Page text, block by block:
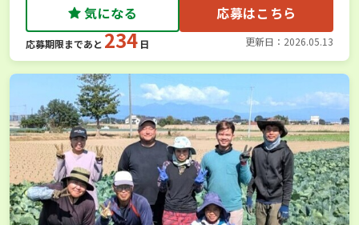
気になる 応募はこちら
応募期限まであと 234 日 更新日：2026.05.13